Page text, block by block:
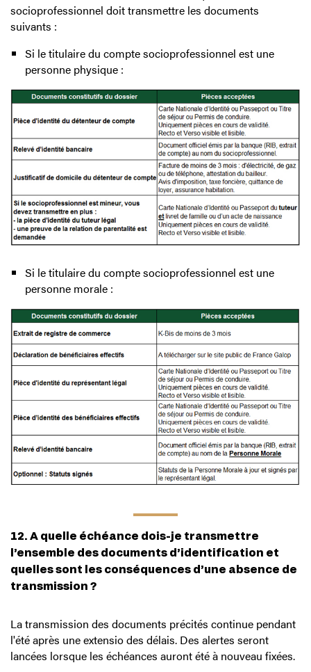
socioprofessionnel doit transmettre les documents
suivants :
Si le titulaire du compte socioprofessionnel est une
personne physique :
Si le titulaire du compte socioprofessionnel est une
personne morale :
12. A quelle échéance dois-je transmettre
l’ensemble des documents d’identification et
quelles sont les conséquences d’une absence de
transmission ?
La transmission des documents précités continue pendant
l'été après une extensio des délais. Des alertes seront
lancées lorsque les échéances auront été à nouveau fixées.